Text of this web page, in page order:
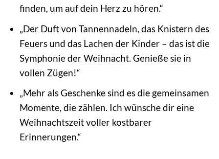
finden, um auf dein Herz zu hören.“
„Der Duft von Tannennadeln, das Knistern des
Feuers und das Lachen der Kinder – das ist die
Symphonie der Weihnacht. Genieße sie in
vollen Zügen!“
„Mehr als Geschenke sind es die gemeinsamen
Momente, die zählen. Ich wünsche dir eine
Weihnachtszeit voller kostbarer
Erinnerungen.“